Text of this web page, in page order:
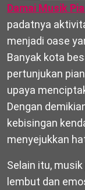
Damai Musik
padatnya
menjadi oase
Banyak kota
pertunjukan
upaya
Dengan
kebisingan
menyejukkan
Selain itu,
lembut dan